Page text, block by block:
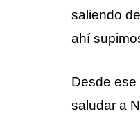
saliendo
ahí
Desde ese
saludar a